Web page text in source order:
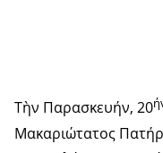
Τὴν Παρασκευήν, 20
Μακαριώτατος